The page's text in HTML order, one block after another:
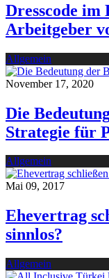
Dresscode im
Arbeitgeber
Allgemein
November 17, 2020
Die
Strategie für
Allgemein
Mai 09, 2017
Ehevertrag
sinnlos?
Allgemein